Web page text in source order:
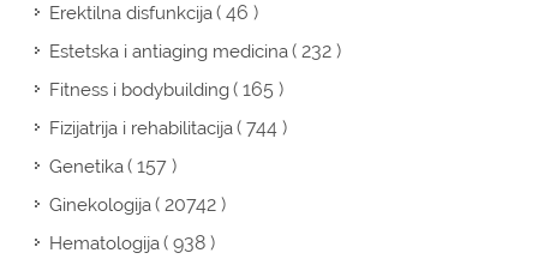
Erektilna disfunkcija( 46 )
Estetska i antiaging medicina( 232 )
Fitness i bodybuilding( 165 )
Fizijatrija i rehabilitacija( 744 )
Genetika( 157 )
Ginekologija( 20742 )
Hematologija( 938 )